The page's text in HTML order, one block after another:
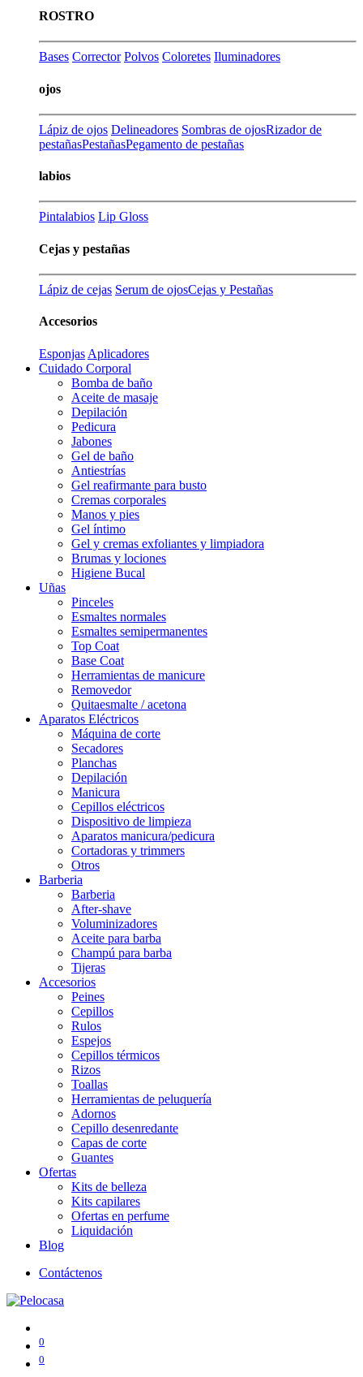
ROSTRO
Bases Corrector Polvos Coloretes Iluminadores
ojos
Lápiz de ojos Delineadores Sombras de ojosRizador de
pestañasPestañasPegamento de pestañas
labios
Pintalabios Lip Gloss
Cejas y pestañas
Lápiz de cejas Serum de ojosCejas y Pestañas
Accesorios
Esponjas Aplicadores
Cuidado Corporal
Bomba de baño
Aceite de masaje
Depilación
Pedicura
Jabones
Gel de baño
Antiestrías
Gel reafirmante para busto
Cremas corporales
Manos y pies
Gel íntimo
Gel y cremas exfoliantes y limpiadora
Brumas y lociones
Higiene Bucal
Uñas
Pinceles
Esmaltes normales
Esmaltes semipermanentes
Top Coat
Base Coat
Herramientas de manicure
Removedor
Quitaesmalte / acetona
Aparatos Eléctricos
Máquina de corte
Secadores
Planchas
Depilación
Manicura
Cepillos eléctricos
Dispositivo de limpieza
Aparatos manicura/pedicura
Cortadoras y trimmers
Otros
Barberia
Barberia
After-shave
Voluminizadores
Aceite para barba
Champú para barba
Tijeras
Accesorios
Peines
Cepillos
Rulos
Espejos
Cepillos térmicos
Rizos
Toallas
Herramientas de peluquería
Adornos
Cepillo desenredante
Capas de corte
Guantes
Ofertas
Kits de belleza
Kits capilares
Ofertas en perfume
Liquidación
Blog
Contáctenos
0
0